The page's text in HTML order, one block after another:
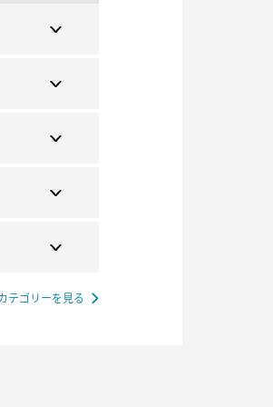
テゴリーを見る